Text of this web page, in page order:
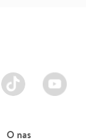
TikTok Youtube
O nas